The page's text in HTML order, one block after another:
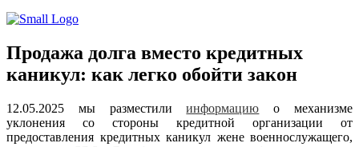
Продажа долга вместо кредитных
каникул: как легко обойти закон
12.05.2025 мы разместилиинформацию о механизме
уклонения со стороны кредитной организации от
предоставления кредитных каникул жене военнослужащего,